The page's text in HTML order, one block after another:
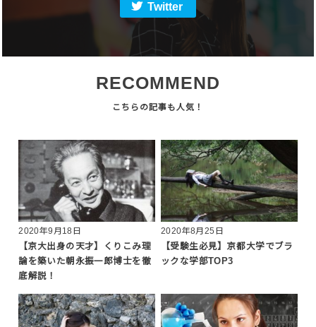
Twitter
RECOMMEND
2020年9月18日
【京大出身の天才】くりこみ理
論を築いた朝永振一郎博士を徹
底解説！
2020年8月25日
【受験生必見】京都大学でブラ
ックな学部TOP3